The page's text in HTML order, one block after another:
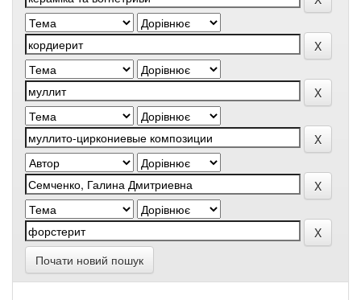
Почати новий пошук